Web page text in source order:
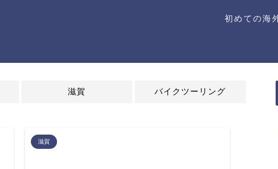
初めての海
滋賀 バイクツーリング
滋賀